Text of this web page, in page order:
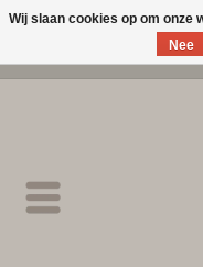
BIJ ELISE
Wij slaan cookies op om onze
Nee